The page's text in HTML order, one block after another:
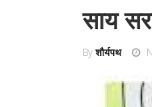
साय
Byशौर्यपथ